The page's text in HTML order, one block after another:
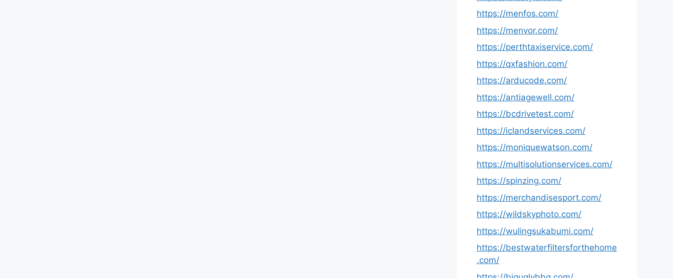
https://menfos.com/
https://menvor.com/
https://perthtaxiservice.com/
https://qxfashion.com/
https://arducode.com/
https://antiagewell.com/
https://bcdrivetest.com/
https://iclandservices.com/
https://moniquewatson.com/
https://multisolutionservices.com/
https://spinzing.com/
https://merchandisesport.com/
https://wildskyphoto.com/
https://wulingsukabumi.com/
https://bestwaterfiltersforthehome
.com/